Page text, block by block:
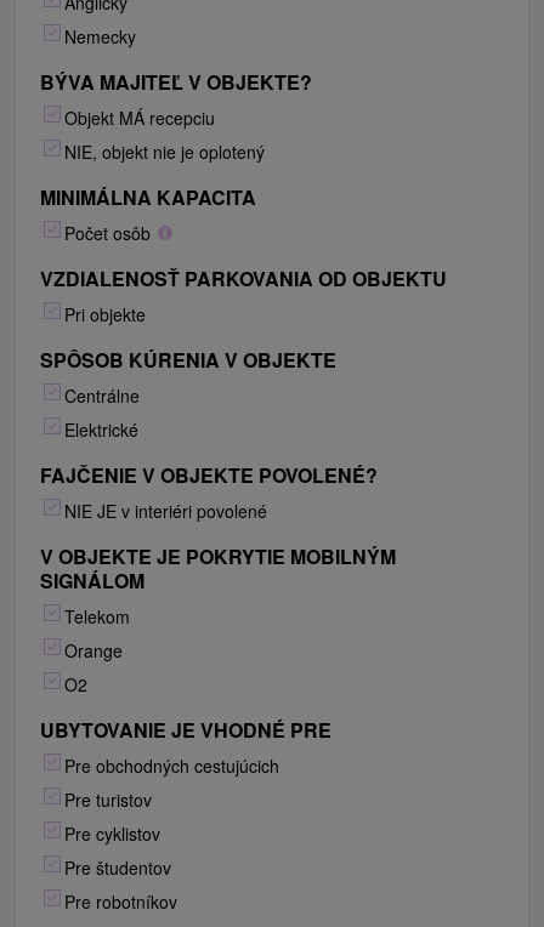
Nemecky
BÝVA MAJITEĽ V OBJEKTE?
Objekt MÁ recepciu
NIE, objekt nie je oplotený
MINIMÁLNA KAPACITA
Počet osôb
VZDIALENOSŤ PARKOVANIA OD OBJEKTU
Pri objekte
SPÔSOB KÚRENIA V OBJEKTE
Centrálne
Elektrické
FAJČENIE V OBJEKTE POVOLENÉ?
NIE JE v interiéri povolené
V OBJEKTE JE POKRYTIE MOBILNÝM
SIGNÁLOM
Telekom
Orange
O2
UBYTOVANIE JE VHODNÉ PRE
Pre obchodných cestujúcich
Pre turistov
Pre cyklistov
Pre študentov
Pre robotníkov